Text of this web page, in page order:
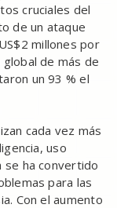
cruciales del
de un ataque
millones por
de más de
un 93 % el
cada vez más
uso
se ha convertido
para las
Con el aumento